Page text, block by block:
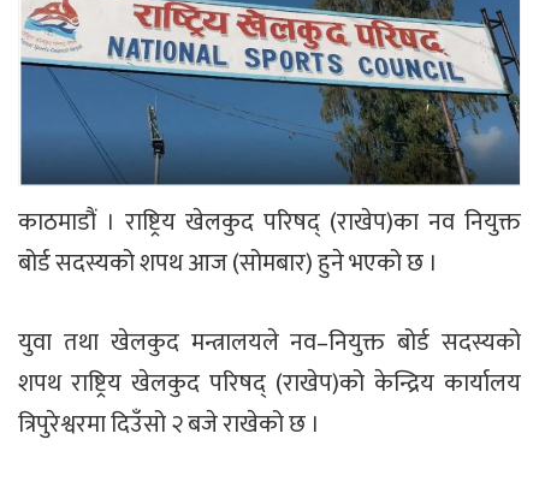
काठमाडौं । राष्ट्रिय खेलकुद परिषद् (राखेप)का नव नियुक्त
बोर्ड सदस्यको शपथ आज (सोमबार) हुने भएको छ ।
युवा तथा खेलकुद मन्त्रालयले नव–नियुक्त बोर्ड सदस्यको
शपथ राष्ट्रिय खेलकुद परिषद् (राखेप)को केन्द्रिय कार्यालय
त्रिपुरेश्वरमा दिउँसो २ बजे राखेको छ ।